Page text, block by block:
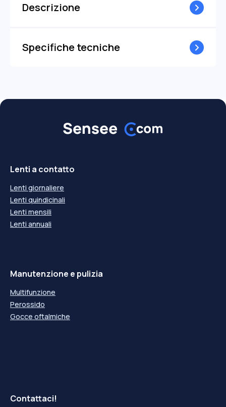
Descrizione
Specifiche tecniche
Lenti a contatto
Lenti giornaliere
Lenti quindicinali
Lenti mensili
Lenti annuali
Manutenzione e pulizia
Multifunzione
Perossido
Gocce oftalmiche
Contattaci!